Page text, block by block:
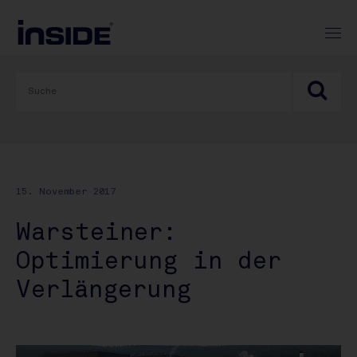
15. November 2017
Warsteiner:
Optimierung in der
Verlängerung